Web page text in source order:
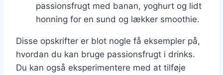
passionsfrugt med banan, yoghurt og lidt
honning for en sund og lækker smoothie.
Disse opskrifter er blot nogle få eksempler på,
hvordan du kan bruge passionsfrugt i drinks.
Du kan også eksperimentere med at tilføje